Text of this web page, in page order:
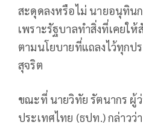
สะดุดลงหรือไม่ นายอนุทินก
เพราะรัฐบาลทำสิ่งที่เคยใ
ตามนโยบายที่แถลงไว้ทุกป
สุจริต
ขณะที่ นายวิทัย รัตนากร ผู้
ประเทศไทย (ธปท.) กล่าวว่